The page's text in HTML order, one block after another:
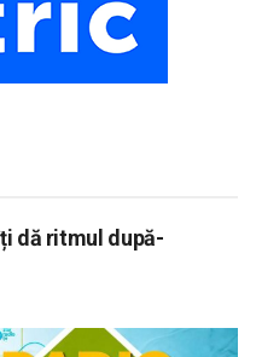
dă ritmul după-